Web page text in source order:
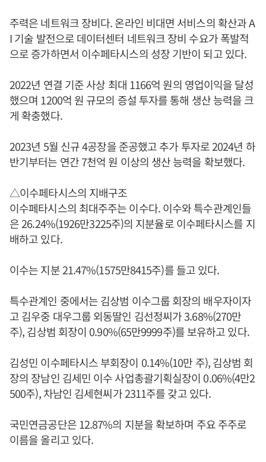
주력은 네트워크 장비다. 온라인 비대면 서비스의 확산과 A
I 기술 발전으로 데이터센터 네트워크 장비 수요가 폭발적
으로 증가하면서 이수페타시스의 성장 기반이 되고 있다.
2022년 연결 기준 사상 최대 1166억 원의 영업이익을 달성
했으며 1200억 원 규모의 증설 투자를 통해 생산 능력을 크
게 확충했다.
2023년 5월 신규 4공장을 준공했고 추가 투자로 2024년 하
반기부터는 연간 7천억 원 이상의 생산 능력을 확보했다.
△이수페타시스의 지배구조
이수페타시스의 최대주주는 이수다. 이수와 특수관계인들
은 26.24%(1926만3225주)의 지분율로 이수페타시스를 지
배하고 있다.
이수는 지분 21.47%(1575만8415주)를 들고 있다.
특수관계인 중에서는 김상범 이수그룹 회장의 배우자이자
고 김우중 대우그룹 외동딸인 김선정씨가 3.68%(270만
주), 김상범 회장이 0.90%(65만9999주)를 보유하고 있다.
김성민 이수페타시스 부회장이 0.14%(10만 주), 김상범 회
장의 장남인 김세민 이수 사업총괄기획실장이 0.06%(4만2
500주), 차남인 김세현씨가 2311주를 갖고 있다.
국민연금공단은 12.87%의 지분을 확보하며 주요 주주로
이름을 올리고 있다.